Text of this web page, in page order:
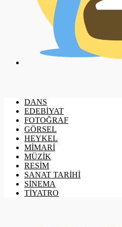
DANS
EDEBİYAT
FOTOĞRAF
GÖRSEL
HEYKEL
MİMARİ
MÜZİK
RESİM
SANAT TARİHİ
SİNEMA
TİYATRO